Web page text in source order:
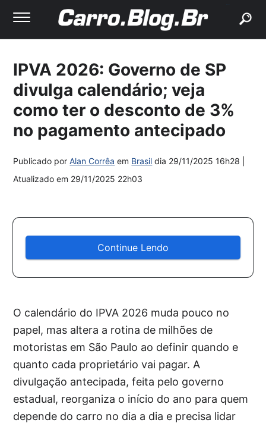
IPVA 2026: Governo de SP
divulga calendário; veja
como ter o desconto de 3%
no pagamento antecipado
Publicado porAlan Corrêa em Brasil dia 29/11/2025 16h28
Atualizado em 29/11/2025 22h03
Continue Lendo
O calendário do IPVA 2026 muda pouco no
papel, mas altera a rotina de milhões de
motoristas em São Paulo ao definir quando e
quanto cada proprietário vai pagar. A
divulgação antecipada, feita pelo governo
estadual, reorganiza o início do ano para quem
depende do carro no dia a dia e precisa lidar